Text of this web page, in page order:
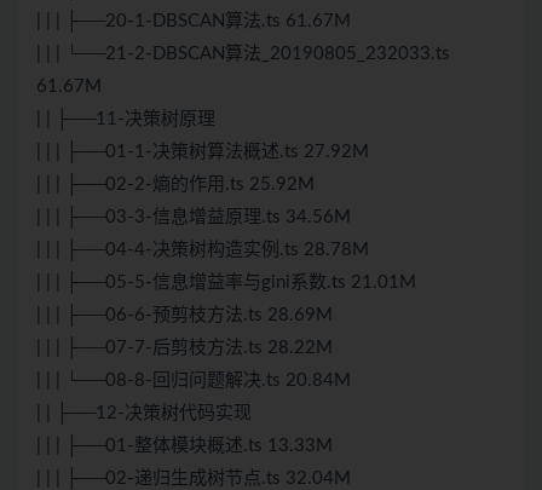
| | | ├──20-1-DBSCAN算法.ts 61.67M
| | | └──21-2-DBSCAN算法_20190805_232033.ts
61.67M
| | ├──11-决策树原理
| | | ├──01-1-决策树算法概述.ts 27.92M
| | | ├──02-2-熵的作用.ts 25.92M
| | | ├──03-3-信息增益原理.ts 34.56M
| | | ├──04-4-决策树构造实例.ts 28.78M
| | | ├──05-5-信息增益率与gini系数.ts 21.01M
| | | ├──06-6-预剪枝方法.ts 28.69M
| | | ├──07-7-后剪枝方法.ts 28.22M
| | | └──08-8-回归问题解决.ts 20.84M
| | ├──12-决策树代码实现
| | | ├──01-整体模块概述.ts 13.33M
| | | ├──02-递归生成树节点.ts 32.04M